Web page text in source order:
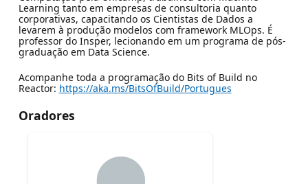
Learning tanto em empresas de consultoria quanto
corporativas, capacitando os Cientistas de Dados a
levarem à produção modelos com framework MLOps. É
professor do Insper, lecionando em um programa de pós-
graduação em Data Science.
Acompanhe toda a programação do Bits of Build no
Reactor: https://aka.ms/BitsOfBuild/Portugues
Oradores